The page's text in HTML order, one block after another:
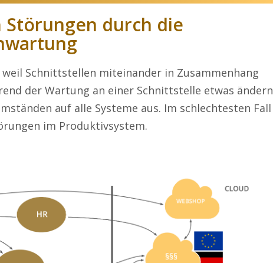
Störungen durch die
Schnittstellen miteinander in Zusammenhang
der Wartung an einer Schnittstelle etwas ändern
auf alle Systeme aus. Im schlechtesten Fall
im Produktivsystem.